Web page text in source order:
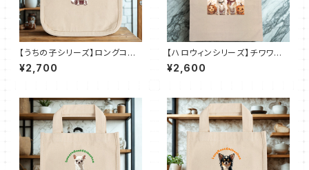
【うちの子シリーズ】ロングコー
トチワワ【ホワイト お鼻ピン
ク】ロコトート（Ｓ）
¥2,700
【ハロウィンシリーズ】チワワ｜
厚手コットンガゼット巾着トート
（L）
¥2,600